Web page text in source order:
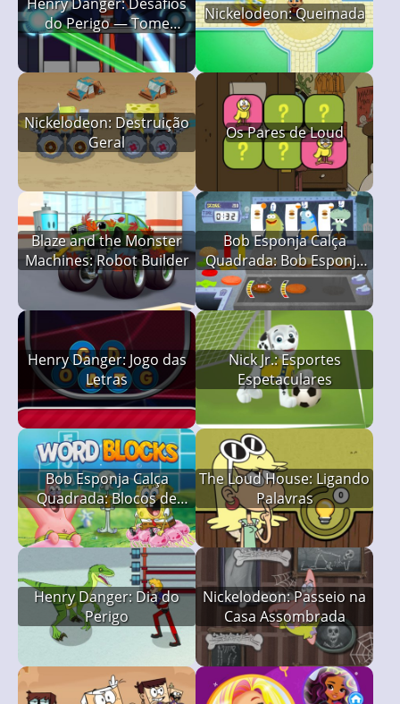
do Perigo — Tome
Cuidado
Nickelodeon: Queimada
Nickelodeon: Destruição
Geral
Os Pares de Loud
Blaze and the Monster
Machines: Robot Builder
Bob Esponja Calça
Quadrada: Bob Esponja
Você Está Demitido
Henry Danger: Jogo das
Letras
Nick Jr.: Esportes
Espetaculares
Bob Esponja Calça
Quadrada: Blocos de
Palavras
The Loud House: Ligando
Palavras
Henry Danger: Dia do
Perigo
Nickelodeon: Passeio na
Casa Assombrada